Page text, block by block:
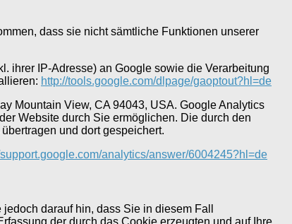
dass sie nicht sämtliche Funktionen unserer
ihrer IP-Adresse) an Google sowie die Verarbeitung
http://tools.google.com/dlpage/gaoptout?hl=de
Mountain View, CA 94043, USA. Google Analytics
Website durch Sie ermöglichen. Die durch den
und dort gespeichert.
support.google.com/analytics/answer/6004245?hl=de
darauf hin, dass Sie in diesem Fall